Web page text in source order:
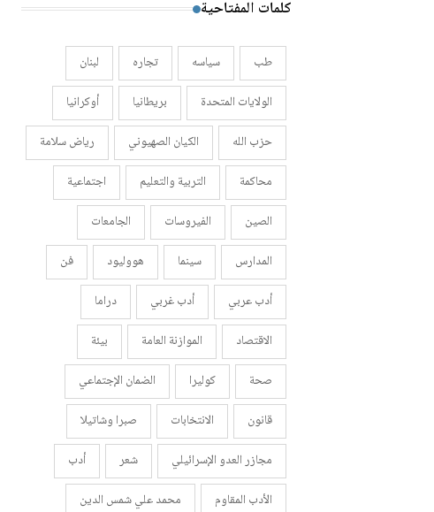
كلمات المفتاحية
طب سياسه تجاره
لبنان
الولايات المتحدة
بريطانيا
أوكرانيا
حزب الله
الكيان الصهيوني
رياض سلامة
محاكمة
التربية والتعليم
اجتماعية
الصين
الفيروسات
الجامعات
المدارس
سينما هووليود
فن
أدب عربي
أدب غربي
دراما
الاقتصاد
الموازنة العامة
بيئة
صحة
كوليرا
الضمان الإجتماعي
قانون
الانتخابات
صبرا وشاتيلا
مجازر العدو الإسرائيلي
شعر
أدب
الأدب المقاوم
محمد علي شمس الدين